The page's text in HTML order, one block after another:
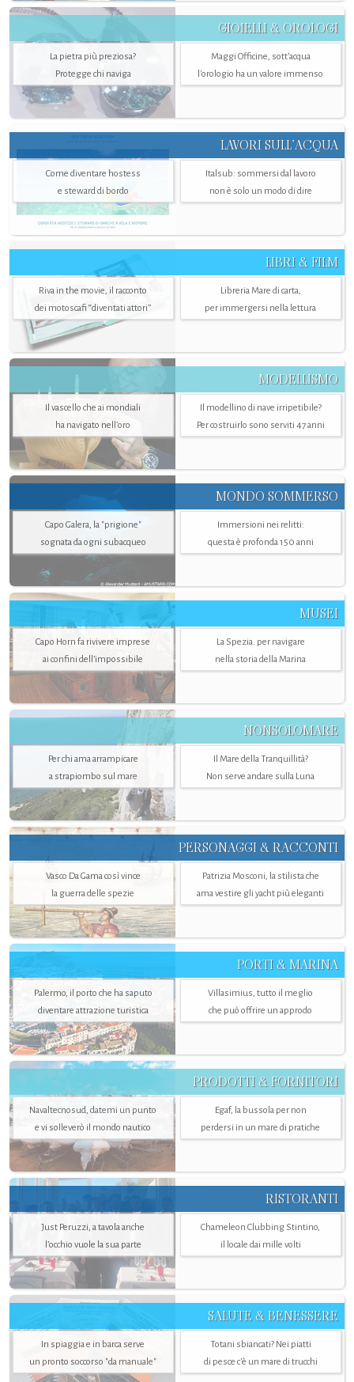
GIOIELLI & OROLOGI
La pietra più preziosa?
Protegge chi naviga
Maggi Officine, sott’acqua
l'orologio ha un valore immenso
LAVORI SULL’ACQUA
Come diventare hostess
e steward di bordo
Italsub: sommersi dal lavoro
non è solo un modo di dire
LIBRI & FILM
Riva in the movie, il racconto
dei motoscafi “diventati attori”
Libreria Mare di carta,
per immergersi nella lettura
MODELLISMO
Il vascello che ai mondiali
ha navigato nell’oro
Il modellino di nave irripetibile?
Per costruirlo sono serviti 47 anni
MONDO SOMMERSO
Capo Galera, la "prigione"
sognata da ogni subacqueo
Immersioni nei relitti:
questa è profonda 150 anni
MUSEI
Capo Horn fa rivivere imprese
ai confini dell’impossibile
La Spezia. per navigare
nella storia della Marina
NONSOLOMARE
Per chi ama arrampicare
a strapiombo sul mare
Il Mare della Tranquillità?
Non serve andare sulla Luna
PERSONAGGI & RACCONTI
Vasco Da Gama così vince
la guerra delle spezie
Patrizia Mosconi, la stilista che
ama vestire gli yacht più eleganti
PORTI & MARINA
Palermo, il porto che ha saputo
diventare attrazione turistica
Villasimius, tutto il meglio
che può offrire un approdo
PRODOTTI & FORNITORI
Navaltecnosud, datemi un punto
e vi solleverò il mondo nautico
Egaf, la bussola per non
perdersi in un mare di pratiche
RISTORANTI
Just Peruzzi, a tavola anche
l’occhio vuole la sua parte
Chameleon Clubbing Stintino,
il locale dai mille volti
SALUTE & BENESSERE
In spiaggia e in barca serve
un pronto soccorso "da manuale"
Totani sbiancati? Nei piatti
di pesce c'è un mare di trucchi